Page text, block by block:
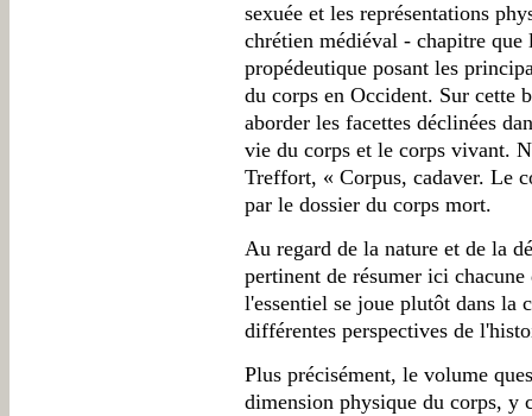
sexuée et les représentations
chrétien médiéval - chapitre
propédeutique posant les
du corps en Occident. Sur cette
aborder les facettes déclinées
vie du corps et le corps vivant.
Treffort, « Corpus, cadaver. Le
par le dossier du corps mort.
Au regard de la nature et de la
pertinent de résumer ici
l'essentiel se joue plutôt dans la
différentes perspectives de
Plus précisément, le volume
dimension physique du corps, y